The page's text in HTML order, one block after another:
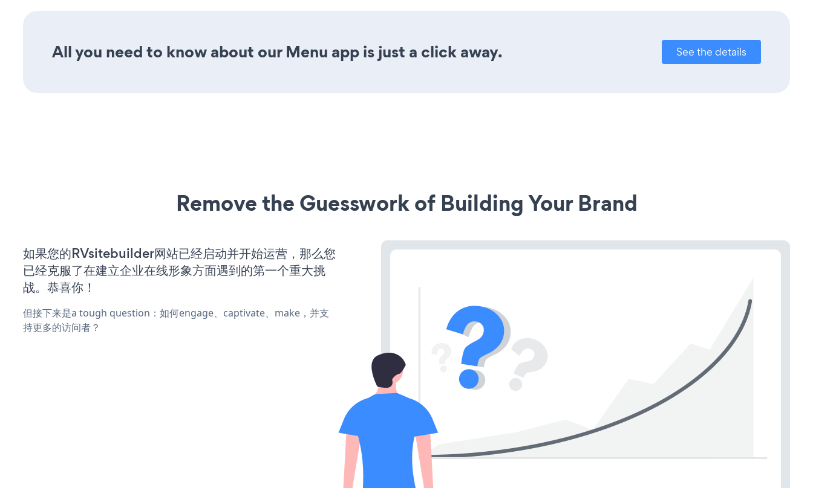
All you need to know about our Menu app is just a click away. See the details
Remove the Guesswork of Building Your Brand
如果您的RVsitebuilder网站已经启动并开始运营，那么您
已经克服了在建立企业在线形象方面遇到的第一个重大挑
战。恭喜你！
但接下来是a tough question：如何engage、captivate、make，并支
持更多的访问者？